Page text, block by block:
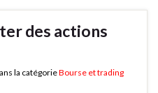
des actions
la catégorieBourse et trading